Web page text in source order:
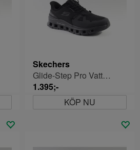
Skechers
Glide-Step Pro Vattentät Slip-ins Herr
1.395;-
KÖP NU